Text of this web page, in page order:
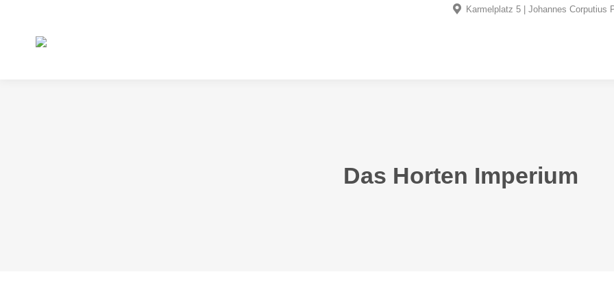
Karmelplatz 5 | Johannes Corputius
Das Horten Imperium